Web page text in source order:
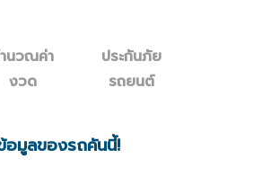
นวณค่า
งวด
ประกันภัย
รถยนต์
อมูลของรถคันนี้!